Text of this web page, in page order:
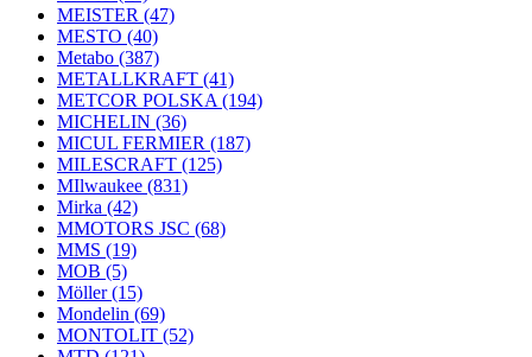
MEISTER (47)
MESTO (40)
Metabo (387)
METALLKRAFT (41)
METCOR POLSKA (194)
MICHELIN (36)
MICUL FERMIER (187)
MILESCRAFT (125)
MIlwaukee (831)
Mirka (42)
MMOTORS JSC (68)
MMS (19)
MOB (5)
Möller(15)
Mondelin (69)
MONTOLIT (52)